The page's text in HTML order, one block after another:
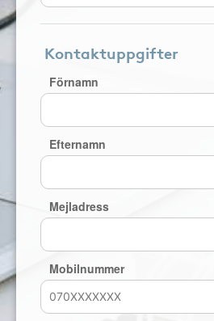
Kontaktuppgifter
Förnamn
Efternamn
Mejladress
Mobilnummer